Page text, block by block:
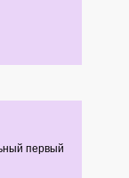
первый